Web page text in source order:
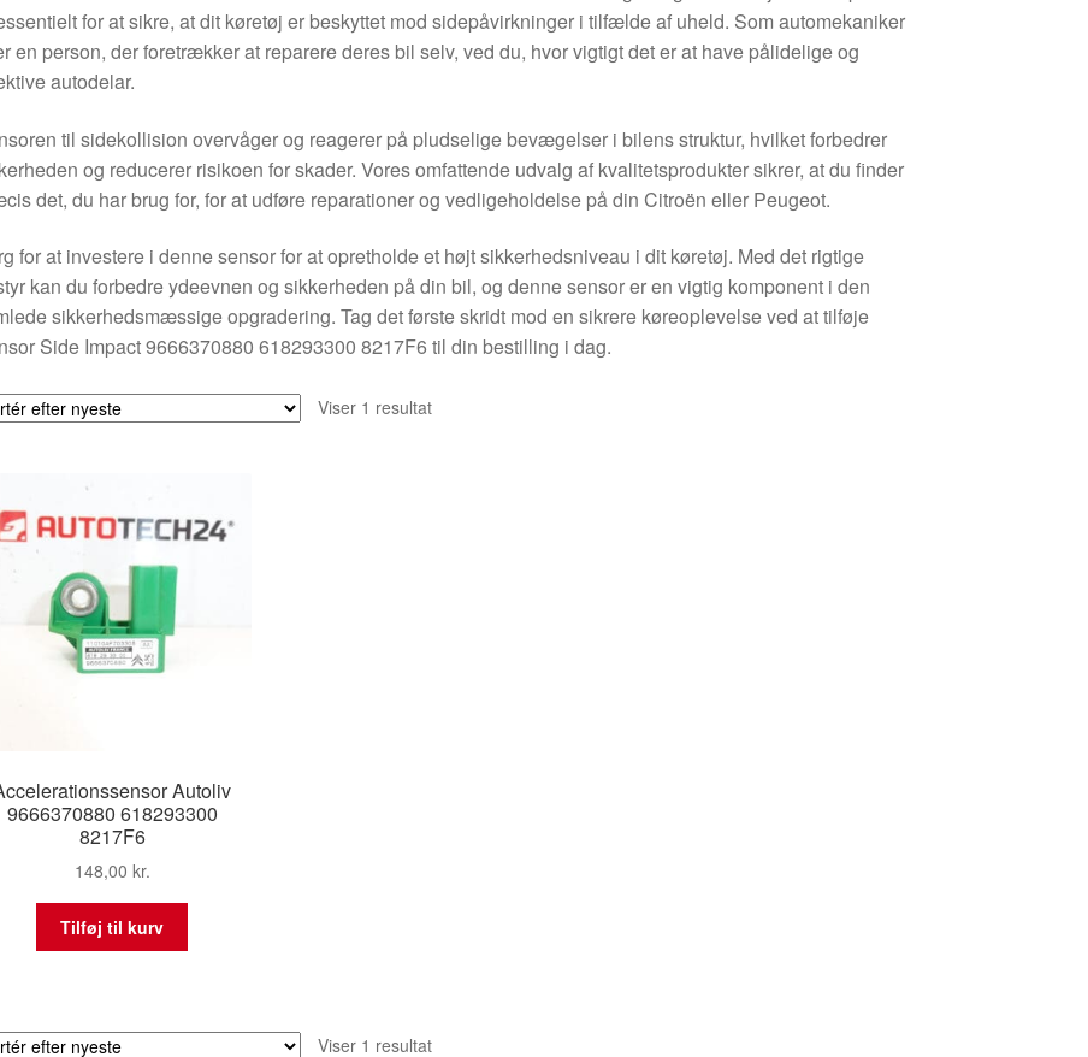
for at sikre, at dit køretøj er beskyttet mod sidepåvirkninger i tilfælde af uheld. Som automekaniker
en person, der foretrækker at reparere deres bil selv, ved du, hvor vigtigt det er at have pålidelige og
autodelar.
til sidekollision overvåger og reagerer på pludselige bevægelser i bilens struktur, hvilket forbedrer
og reducerer risikoen for skader. Vores omfattende udvalg af kvalitetsprodukter sikrer, at du finder
det, du har brug for, for at udføre reparationer og vedligeholdelse på din Citroën eller Peugeot.
for at investere i denne sensor for at opretholde et højt sikkerhedsniveau i dit køretøj. Med det rigtige
kan du forbedre ydeevnen og sikkerheden på din bil, og denne sensor er en vigtig komponent i den
sikkerhedsmæssige opgradering. Tag det første skridt mod en sikrere køreoplevelse ved at tilføje
Side Impact 9666370880 618293300 8217F6 til din bestilling i dag.
Viser 1 resultat
Autoliv
9666370880 618293300
8217F6
148,00 kr.
Tilføj til kurv
Viser 1 resultat